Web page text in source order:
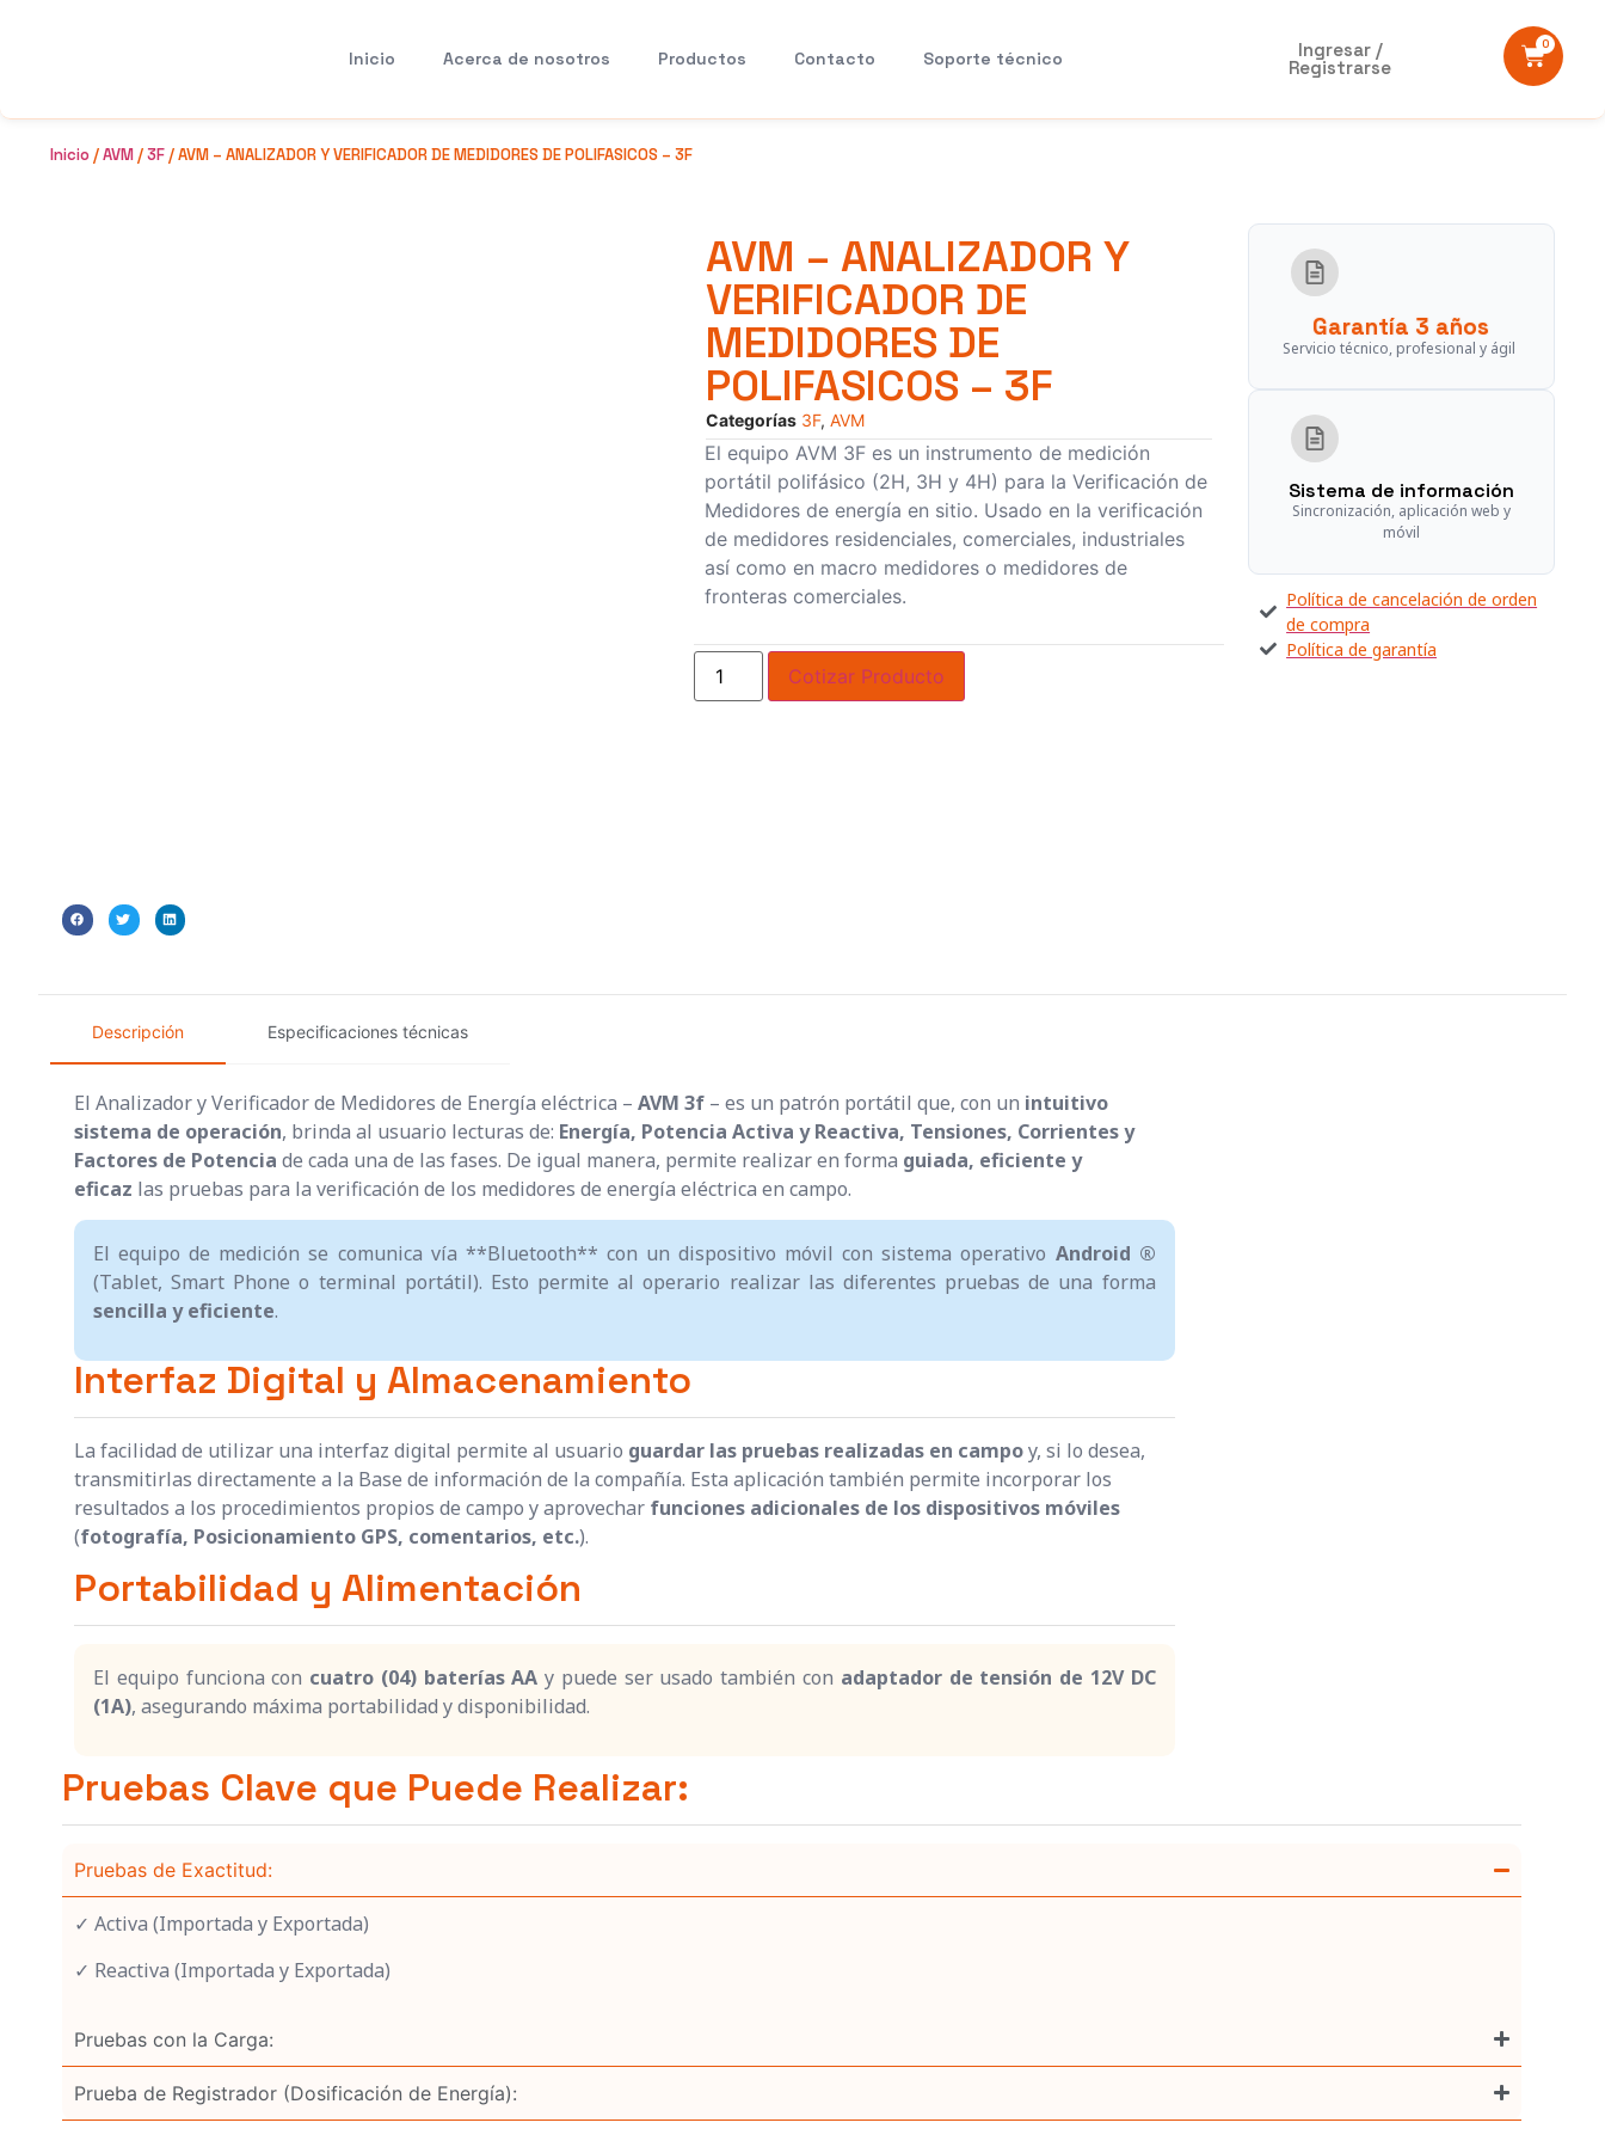
Inicio Acerca de nosotros Productos Contacto Soporte técnico Ingresar /
Registrarse
0
Inicio/AVM/3F/ AVM – ANALIZADOR Y VERIFICADOR DE MEDIDORES DE POLIFASICOS – 3F
AVM – ANALIZADOR Y
VERIFICADOR DE
MEDIDORES DE
POLIFASICOS – 3F
Categorías 3F, AVM
El equipo AVM 3F es un instrumento de medición
portátil polifásico (2H, 3H y 4H) para la Verificación de
Medidores de energía en sitio. Usado en la verificación
de medidores residenciales, comerciales, industriales
así como en macro medidores o medidores de
fronteras comerciales.
Cotizar Producto
Garantía 3 años
Servicio técnico, profesional y ágil
Sistema de información
Sincronización, aplicación web y
móvil
Política de cancelación de orden
de compra
Política de garantía
Descripción Especificaciones técnicas
El Analizador y Verificador de Medidores de Energía eléctrica – AVM 3f – es un patrón portátil que, con un intuitivo
sistema de operación, brinda al usuario lecturas de: Energía, Potencia Activa y Reactiva, Tensiones, Corrientes y
Factores de Potencia de cada una de las fases. De igual manera, permite realizar en forma guiada, eficiente y
eficaz las pruebas para la verificación de los medidores de energía eléctrica en campo.
El equipo de medición se comunica vía **Bluetooth** con un dispositivo móvil con sistema operativo Android ®
(Tablet, Smart Phone o terminal portátil). Esto permite al operario realizar las diferentes pruebas de una forma
sencilla y eficiente.
Interfaz Digital y Almacenamiento
La facilidad de utilizar una interfaz digital permite al usuario guardar las pruebas realizadas en campoy, si lo desea,
transmitirlas directamente a la Base de información de la compañía. Esta aplicación también permite incorporar los
resultados a los procedimientos propios de campo y aprovechar funciones adicionales de los dispositivos móviles
(fotografía, Posicionamiento GPS, comentarios, etc.).
Portabilidad y Alimentación
El equipo funciona con cuatro (04) baterías AA y puede ser usado también con adaptador de tensión de 12V DC
(1A), asegurando máxima portabilidad y disponibilidad.
Pruebas Clave que Puede Realizar:
Pruebas de Exactitud:
✓ Activa (Importada y Exportada)
✓ Reactiva (Importada y Exportada)
Pruebas con la Carga:
Prueba de Registrador (Dosificación de Energía):